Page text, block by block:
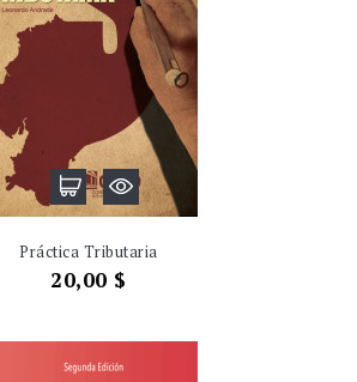
Práctica Tributaria
Precio
20,00 $